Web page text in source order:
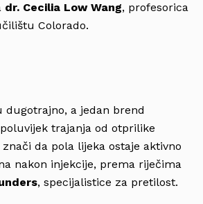
dr. Cecilia Low Wang, profesorica
Colorado.
dugotrajno, a jedan brend
trajanja od otprilike
da pola lijeka ostaje aktivno
nakon injekcije, prema riječima
, specijalistice za pretilost.